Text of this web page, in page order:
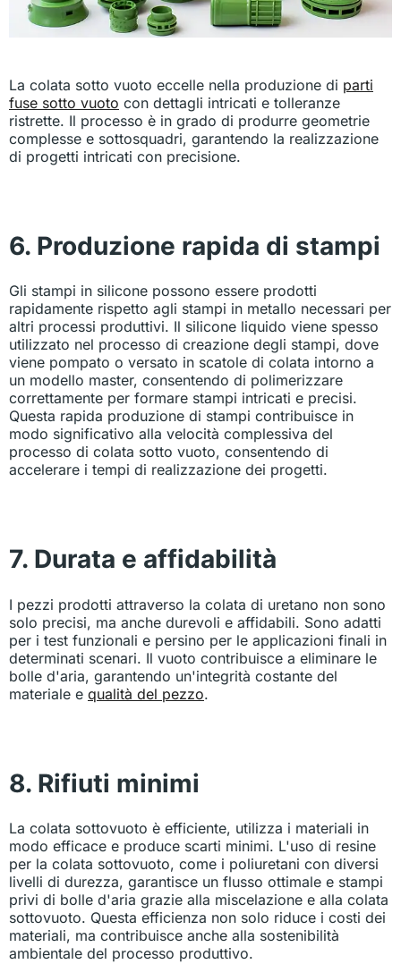
La colata sotto vuoto eccelle nella produzione di parti
fuse sotto vuoto con dettagli intricati e tolleranze
ristrette. Il processo è in grado di produrre geometrie
complesse e sottosquadri, garantendo la realizzazione
di progetti intricati con precisione.
6. Produzione rapida di stampi
Gli stampi in silicone possono essere prodotti
rapidamente rispetto agli stampi in metallo necessari per
altri processi produttivi. Il silicone liquido viene spesso
utilizzato nel processo di creazione degli stampi, dove
viene pompato o versato in scatole di colata intorno a
un modello master, consentendo di polimerizzare
correttamente per formare stampi intricati e precisi.
Questa rapida produzione di stampi contribuisce in
modo significativo alla velocità complessiva del
processo di colata sotto vuoto, consentendo di
accelerare i tempi di realizzazione dei progetti.
7. Durata e affidabilità
I pezzi prodotti attraverso la colata di uretano non sono
solo precisi, ma anche durevoli e affidabili. Sono adatti
per i test funzionali e persino per le applicazioni finali in
determinati scenari. Il vuoto contribuisce a eliminare le
bolle d'aria, garantendo un'integrità costante del
materiale e qualità del pezzo.
8. Rifiuti minimi
La colata sottovuoto è efficiente, utilizza i materiali in
modo efficace e produce scarti minimi. L'uso di resine
per la colata sottovuoto, come i poliuretani con diversi
livelli di durezza, garantisce un flusso ottimale e stampi
privi di bolle d'aria grazie alla miscelazione e alla colata
sottovuoto. Questa efficienza non solo riduce i costi dei
materiali, ma contribuisce anche alla sostenibilità
ambientale del processo produttivo.